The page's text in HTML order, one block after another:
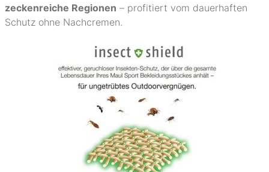
zeckenreiche Regionen – profitiert vom dauerhaften
Schutz ohne Nachcremen.